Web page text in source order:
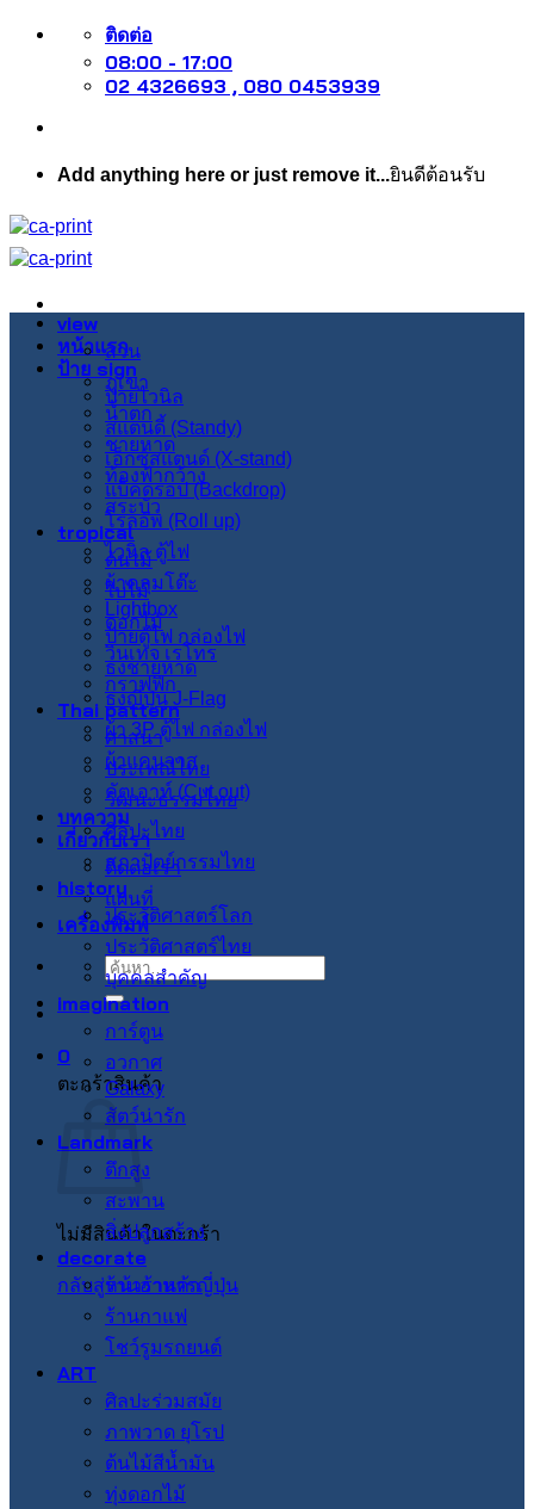
ข้าม
เนื้อหา
ติดต่อ
08:00 - 17:00
02 4326693 , 080 0453939
Add anything here or just remove it...ยินดีต้อนรับ
หน้าแรก
ป้าย sign
ป้ายไวนิล
สแตนดี้ (Standy)
เอ็กซ์สแตนด์ (X-stand)
แบ็คดรอป (Backdrop)
โรลอัพ (Roll up)
ไวนิล ตู้ไฟ
ผ้าคลุมโต๊ะ
Lightbox
ป้ายตู้ไฟ กล่องไฟ
ธงชายหาด
ธงญี่ปุ่น J-Flag
ผ้า 3P ตู้ไฟ กล่องไฟ
ผ้าแคนวาส
คัตเอาท์ (Cut out)
บทความ
เกี่ยวกับเรา
ติดต่อเรา
แผนที่
เครื่องพิมพ์
ค้นหา:
0
ตะกร้าสินค้า
ไม่มีสินค้าในตะกร้า
กลับสู่หน้าร้านค้า
view
สวน
ภูเขา
น้ำตก
ชายหาด
ท้องฟ้ากว้าง
สระบัว
tropical
ต้นไม้
ใบไม้
ดอกไม้
วินเทจ เรโทร
กราฟฟิก
Thai pattern
ศาสนา
ประเพณีไทย
วัฒนะธรรมไทย
ศิลปะไทย
สภาปัตย์กรรมไทย
history
ประวัติศาสตร์โลก
ประวัติศาสตร์ไทย
บุคคลสำคัญ
imagination
การ์ตูน
อวกาศ
Galaxy
สัตว์น่ารัก
Landmark
ตึกสูง
สะพาน
สิ่งปลูกสร้าง
decorate
ร้านอาหารญี่ปุ่น
ร้านกาแฟ
โชว์รูมรถยนต์
ART
ศิลปะร่วมสมัย
ภาพวาด ยุโรป
ต้นไม้สีน้ำมัน
ทุ่งดอกไม้